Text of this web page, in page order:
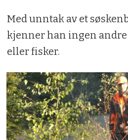
Med unntak av et
kjenner han ingen
eller fisker.